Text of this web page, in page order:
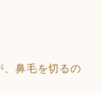
、鼻毛を切るの